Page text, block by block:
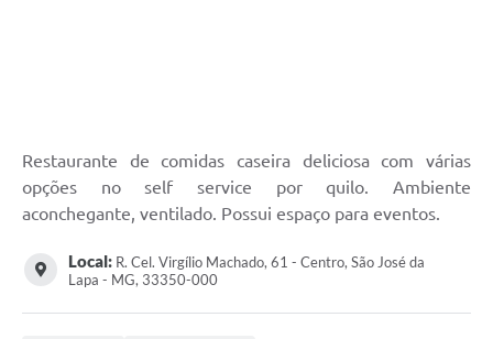
Restaurante de comidas caseira deliciosa com várias
opções no self service por quilo. Ambiente
aconchegante, ventilado. Possui espaço para eventos.
Local: R. Cel. Virgílio Machado, 61 - Centro, São José da
Lapa - MG, 33350-000